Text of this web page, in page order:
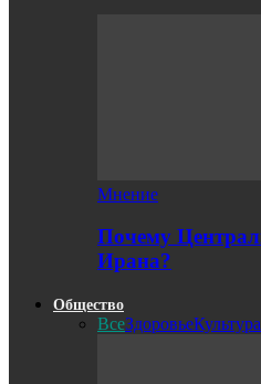
Мнение
Почему
Ирана?
Общество
ВсеЗдоровьеКультура